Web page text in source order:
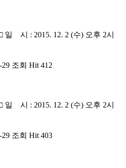
일 시 : 2015. 12. 2 (수) 오후 2시
29 조회 Hit 412
일 시 : 2015. 12. 2 (수) 오후 2시
29 조회 Hit 403